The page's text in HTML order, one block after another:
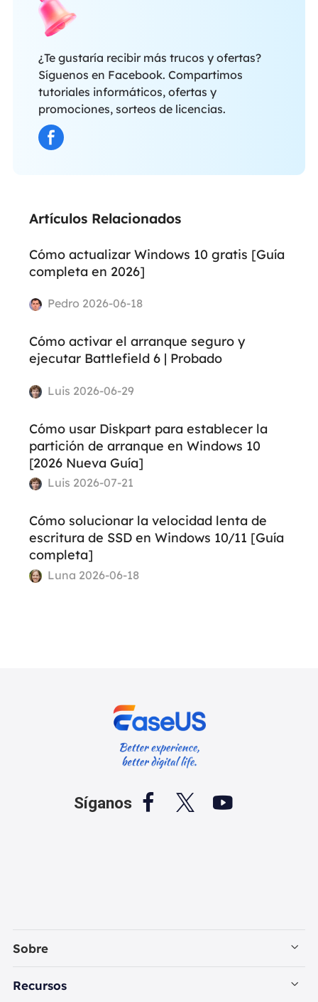
¿Te gustaría recibir más trucos y ofertas?
Síguenos en Facebook. Compartimos
tutoriales informáticos, ofertas y
promociones, sorteos de licencias.
Artículos Relacionados
Cómo actualizar Windows 10 gratis [Guía
completa en 2026]
Pedro 2026-06-18
Cómo activar el arranque seguro y
ejecutar Battlefield 6 | Probado
Luis 2026-06-29
Cómo usar Diskpart para establecer la
partición de arranque en Windows 10
[2026 Nueva Guía]
Luis 2026-07-21
Cómo solucionar la velocidad lenta de
escritura de SSD en Windows 10/11 [Guía
completa]
Luna 2026-06-18
Síganos   
Sobre
Empresa
Recursos